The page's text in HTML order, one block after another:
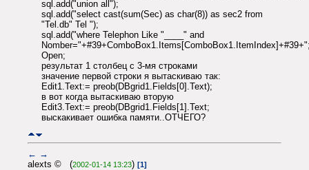
sql.add("union all");
sql.add("select cast(sum(Sec) as char(8)) as sec2 from
"Tel.db" Tel ");
sql.add("where Telephon Like "____" and
Open;
результат 1 столбец с 3-мя строками
значение первой строки я вытаскиваю так:
Edit1.Text:= preob(DBgrid1.Fields[0].Text);
в вот когда вытаскиваю вторую
Edit3.Text:= preob(DBgrid1.Fields[1].Text;
выскакивает ошибка памяти..ОТЧЕГО?
← →
alexts © (2002-01-14 13:23) [1]